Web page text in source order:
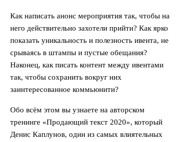
Как написать анонс мероприятия так, чтобы на
него действительно захотели прийти? Как ярко
показать уникальность и полезность ивента, не
срываясь в штампы и пустые обещания?
Наконец, как писать контент между ивентами
так, чтобы сохранить вокруг них
заинтересованное коммьюнити?
Обо всём этом вы узнаете на авторском
тренинге «Продающий текст 2020», который
Денис Каплунов, один из самых влиятельных